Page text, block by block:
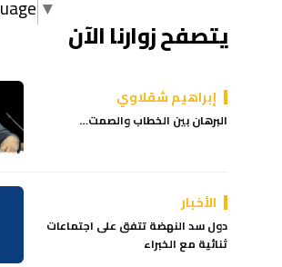
▼
يتصفح زوارنا الآن
إبراهيم شقلاوي
البرهان بين الخطاب والصمت…
الأخبار
دول سد النهضة تتفق على اجتماعات
ثنائية مع الخبراء